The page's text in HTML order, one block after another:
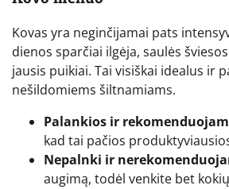
Kovas yra neginčijamai pats
dienos sparčiai ilgėja, saulės
jausis puikiai. Tai visiškai idealus
nešildomiems šiltnamiams.
Palankios ir
kad tai pačios
Nepalnki ir
augimą, todėl venkite bet